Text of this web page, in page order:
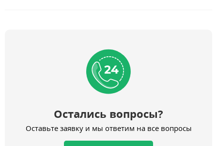
Остались вопросы?
Оставьте заявку и мы ответим на все вопросы